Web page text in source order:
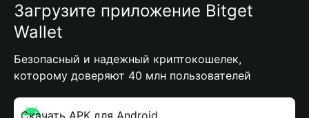
Загрузите приложение Bitget
Wallet
Безопасный и надежный криптокошелек,
которому доверяют 40 млн пользователей
Скачать APK для Android